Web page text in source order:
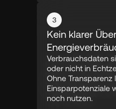
3
Kein klarer
Verbrauchsdaten
oder nicht in
Ohne Transparenz
Einsparpotenziale
noch nutzen.